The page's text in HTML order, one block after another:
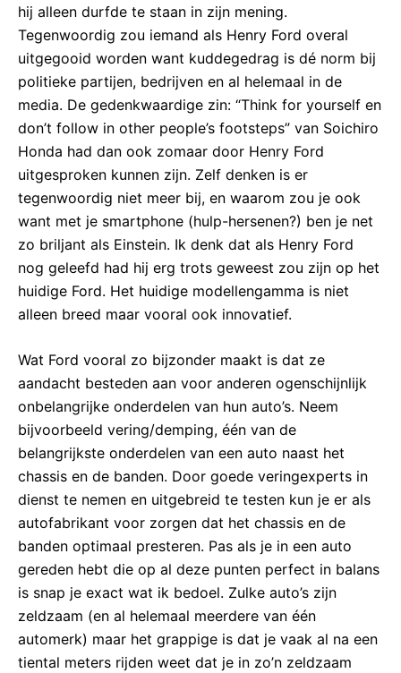
hij alleen durfde te staan in zijn mening.
Tegenwoordig zou iemand als Henry Ford overal
uitgegooid worden want kuddegedrag is dé norm bij
politieke partijen, bedrijven en al helemaal in de
media. De gedenkwaardige zin: “Think for yourself en
don’t follow in other people’s footsteps” van Soichiro
Honda had dan ook zomaar door Henry Ford
uitgesproken kunnen zijn. Zelf denken is er
tegenwoordig niet meer bij, en waarom zou je ook
want met je smartphone (hulp-hersenen?) ben je net
zo briljant als Einstein. Ik denk dat als Henry Ford
nog geleefd had hij erg trots geweest zou zijn op het
huidige Ford. Het huidige modellengamma is niet
alleen breed maar vooral ook innovatief.
Wat Ford vooral zo bijzonder maakt is dat ze
aandacht besteden aan voor anderen ogenschijnlijk
onbelangrijke onderdelen van hun auto’s. Neem
bijvoorbeeld vering/demping, één van de
belangrijkste onderdelen van een auto naast het
chassis en de banden. Door goede veringexperts in
dienst te nemen en uitgebreid te testen kun je er als
autofabrikant voor zorgen dat het chassis en de
banden optimaal presteren. Pas als je in een auto
gereden hebt die op al deze punten perfect in balans
is snap je exact wat ik bedoel. Zulke auto’s zijn
zeldzaam (en al helemaal meerdere van één
automerk) maar het grappige is dat je vaak al na een
tiental meters rijden weet dat je in zo’n zeldzaam